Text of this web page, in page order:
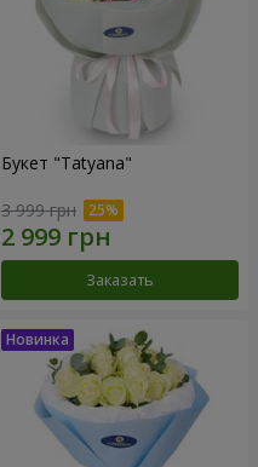
Букет "Tatyana"
3 999 грн
Заказать